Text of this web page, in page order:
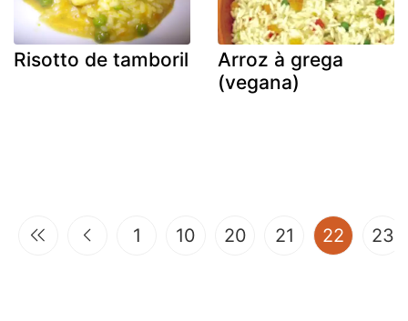
Risotto de tamboril
Arroz à grega
(vegana)
1 10 20 21 22 23